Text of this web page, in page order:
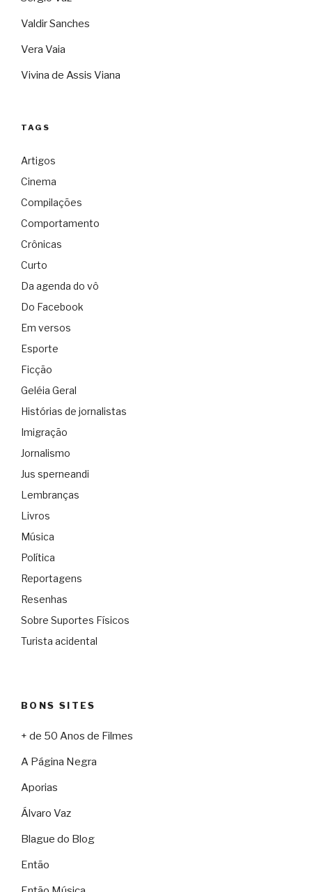
Valdir Sanches
Vera Vaia
Vivina de Assis Viana
TAGS
Artigos
Cinema
Compilações
Comportamento
Crônicas
Curto
Da agenda do vô
Do Facebook
Em versos
Esporte
Ficção
Geléia Geral
Histórias de jornalistas
Imigração
Jornalismo
Jus sperneandi
Lembranças
Livros
Música
Política
Reportagens
Resenhas
Sobre Suportes Físicos
Turista acidental
BONS SITES
+ de 50 Anos de Filmes
A Página Negra
Aporias
Álvaro Vaz
Blague do Blog
Então